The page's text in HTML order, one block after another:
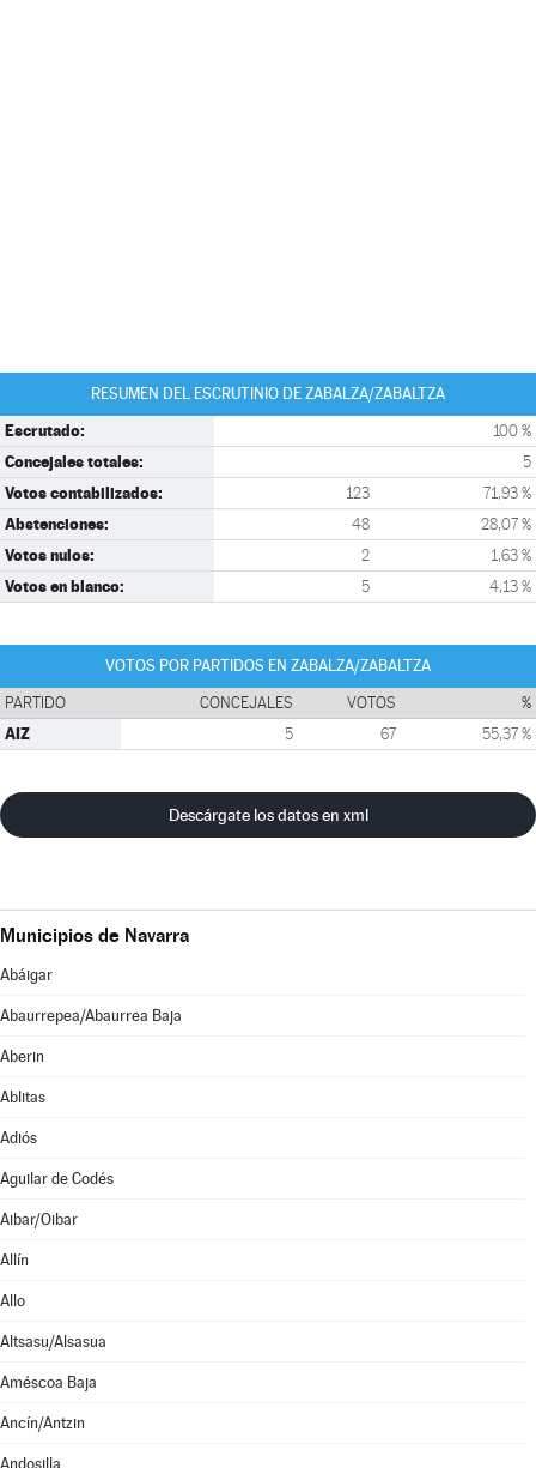
RESUMEN DEL ESCRUTINIO DE ZABALZA/ZABALTZA
Escrutado: 100 %
Concejales totales: 5
Votos contabilizados: 123 71,93 %
Abstenciones: 48 28,07 %
Votos nulos: 2 1,63 %
Votos en blanco: 5 4,13 %
VOTOS POR PARTIDOS EN ZABALZA/ZABALTZA
PARTIDO CONCEJALES VOTOS %
AIZ 5 67 55,37 %
Descárgate los datos en xml
Municipios de Navarra
Abáigar
Abaurrepea/Abaurrea Baja
Aberin
Ablitas
Adiós
Aguilar de Codés
Aibar/Oibar
Allín
Allo
Altsasu/Alsasua
Améscoa Baja
Ancín/Antzin
Andosilla